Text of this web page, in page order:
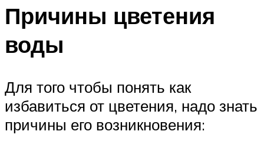
Причины цветения
воды
Для того чтобы понять как
избавиться от цветения, надо знать
причины его возникновения: